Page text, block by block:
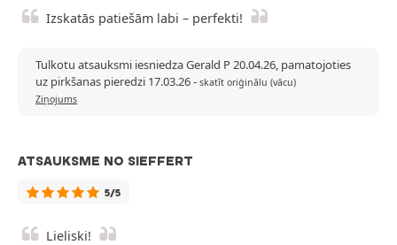
Izskatās patiešām labi – perfekti!
Tulkotu atsauksmi iesniedza Gerald P 20.04.26, pamatojoties
uz pirkšanas pieredzi 17.03.26- skatīt oriģinālu (vācu)
Ziņojums
ATSAUKSME NO SIEFFERT
5/5
Lieliski!